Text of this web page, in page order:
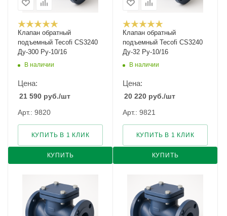
Клапан обратный
подъемный Tecofi CS3240
Ду-300 Ру-10/16
В наличии
Цена:
21 590 руб./шт
Арт.: 9820
КУПИТЬ
КУПИТЬ В 1 КЛИК
Клапан обратный
подъемный Tecofi CS3240
Ду-32 Ру-10/16
В наличии
Цена:
20 220 руб./шт
Арт.: 9821
КУПИТЬ
КУПИТЬ В 1 КЛИК